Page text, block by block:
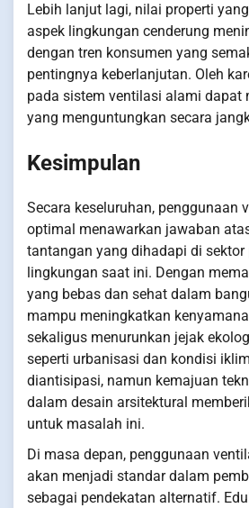
Lebih lanjut lagi, nilai properti
aspek lingkungan cenderung
dengan tren konsumen yang
pentingnya keberlanjutan. Oleh
pada sistem ventilasi alami dapat
yang menguntungkan secara
Kesimpulan
Secara keseluruhan, penggunaan
optimal menawarkan jawaban
tantangan yang dihadapi di sektor
lingkungan saat ini. Dengan
yang bebas dan sehat dalam
mampu meningkatkan
sekaligus menurunkan jejak
seperti urbanisasi dan kondisi
diantisipasi, namun kemajuan
dalam desain arsitektural
untuk masalah ini.
Di masa depan, penggunaan
akan menjadi standar dalam
sebagai pendekatan alternatif.